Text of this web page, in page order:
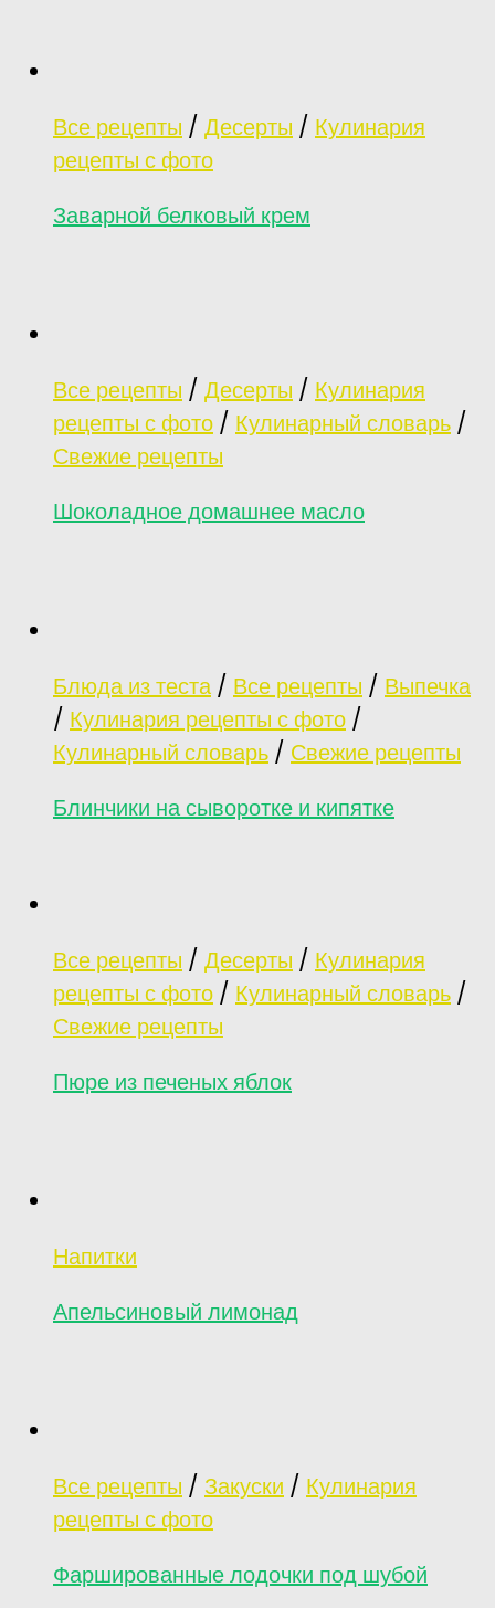
Все рецепты / Десерты / Кулинария
рецепты с фото
Заварной белковый крем
Все рецепты / Десерты / Кулинария
рецепты с фото / Кулинарный словарь /
Свежие рецепты
Шоколадное домашнее масло
Блюда из теста/ Все рецепты / Выпечка
/ Кулинария рецепты с фото /
Кулинарный словарь / Свежие рецепты
Блинчики на сыворотке и кипятке
Все рецепты / Десерты / Кулинария
рецепты с фото / Кулинарный словарь /
Свежие рецепты
Пюре из печеных яблок
Напитки
Апельсиновый лимонад
Все рецепты / Закуски / Кулинария
рецепты с фото
Фаршированные лодочки под шубой